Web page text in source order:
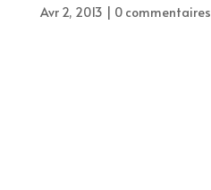
Avr 2, 2013 | 0 commentaires